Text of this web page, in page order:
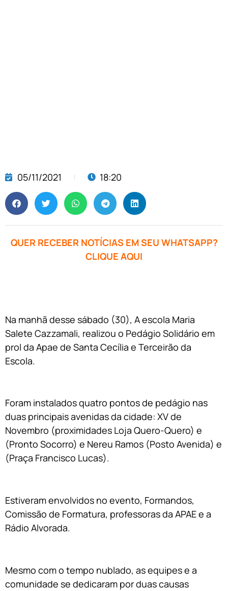
05/11/2021 18:20
QUER RECEBER NOTÍCIAS EM SEU WHATSAPP?
CLIQUE AQUI
Na manhã desse sábado (30), A escola Maria
Salete Cazzamali, realizou o Pedágio Solidário em
prol da Apae de Santa Cecília e Terceirão da
Escola.
Foram instalados quatro pontos de pedágio nas
duas principais avenidas da cidade: XV de
Novembro (proximidades Loja Quero-Quero) e
(Pronto Socorro) e Nereu Ramos (Posto Avenida) e
(Praça Francisco Lucas).
Estiveram envolvidos no evento, Formandos,
Comissão de Formatura, professoras da APAE e a
Rádio Alvorada.
Mesmo com o tempo nublado, as equipes e a
comunidade se dedicaram por duas causas